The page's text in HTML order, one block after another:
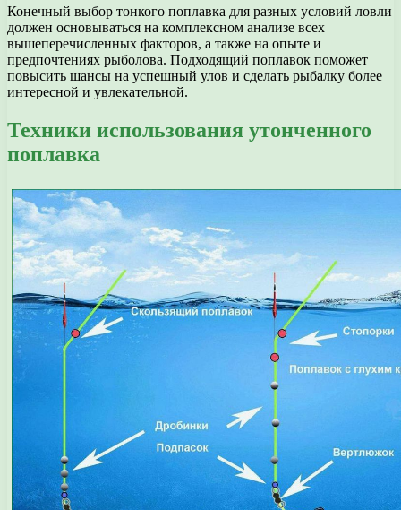
Конечный выбор тонкого поплавка для разных условий ловли
должен основываться на комплексном анализе всех
вышеперечисленных факторов, а также на опыте и
предпочтениях рыболова. Подходящий поплавок поможет
повысить шансы на успешный улов и сделать рыбалку более
интересной и увлекательной.
Техники использования утонченного
поплавка